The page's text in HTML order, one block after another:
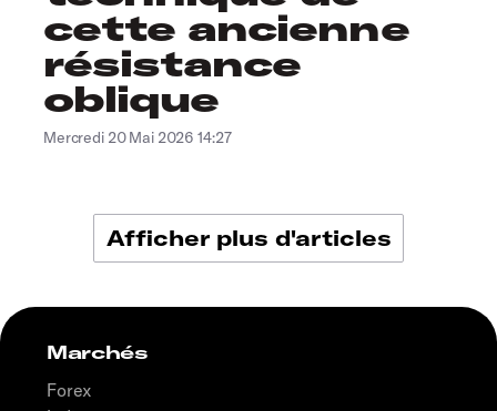
cette ancienne
résistance
oblique
Mercredi 20 Mai 2026 14:27
Afficher plus d'articles
Marchés
Forex